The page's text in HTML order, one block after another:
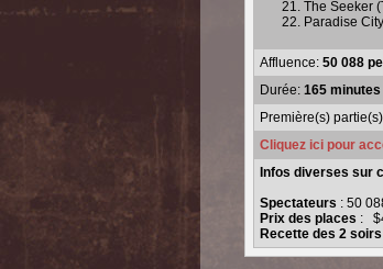
The Seeker
Paradise City
Affluence: 50 088
Durée: 165 minutes
Première(s)
Cliquez ici pour
Infos diverses sur
Spectateurs : 50
Prix des places :
Recette des 2 soirs